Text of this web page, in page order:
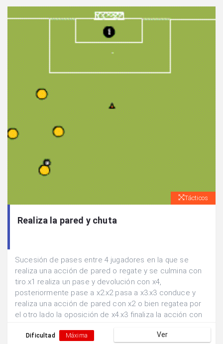
Tácticos
Realiza la pared y chuta
Sucesión de pases entre 4 jugadores en la que se
realiza una acción de pared o regate y se culmina con
tiro.x1 realiza un pase y devolución con x4,
posteriormente pase a x2.x2 pasa a x3.x3 conduce y
realiza una acción de pared con x2 o bien regatea por
el otro lado la oposición de x4.x3 finaliza la acción con
Dificultad Máxima Ver